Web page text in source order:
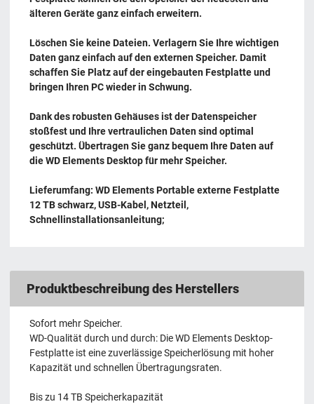
älteren Geräte ganz einfach erweitern.
Löschen Sie keine Dateien. Verlagern Sie Ihre wichtigen
Daten ganz einfach auf den externen Speicher. Damit
schaffen Sie Platz auf der eingebauten Festplatte und
bringen Ihren PC wieder in Schwung.
Dank des robusten Gehäuses ist der Datenspeicher
stoßfest und Ihre vertraulichen Daten sind optimal
geschützt. Übertragen Sie ganz bequem Ihre Daten auf
die WD Elements Desktop für mehr Speicher.
Lieferumfang: WD Elements Portable externe Festplatte
12 TB schwarz, USB-Kabel, Netzteil,
Schnellinstallationsanleitung;
Produktbeschreibung des Herstellers
Sofort mehr Speicher.
WD-Qualität durch und durch: Die WD Elements Desktop-
Festplatte ist eine zuverlässige Speicherlösung mit hoher
Kapazität und schnellen Übertragungsraten.
Bis zu 14 TB Speicherkapazität